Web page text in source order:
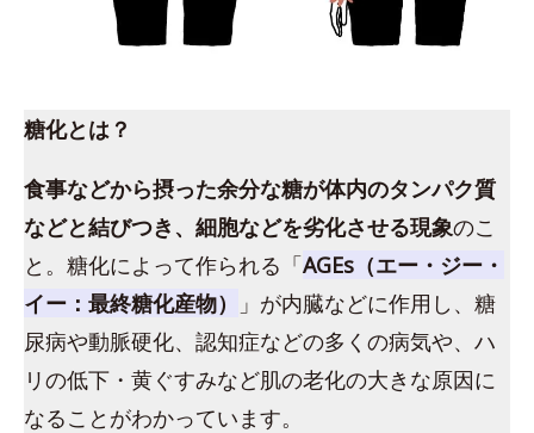
糖化とは？
食事などから摂った余分な糖が体内のタンパク質
などと結びつき、細胞などを劣化させる現象のこ
と。糖化によって作られる「AGEs（エー・ジー・
イー：最終糖化産物）
」が内臓などに作用し、糖
尿病や動脈硬化、認知症などの多くの病気や、ハ
リの低下・黄ぐすみなど肌の老化の大きな原因に
なることがわかっています。